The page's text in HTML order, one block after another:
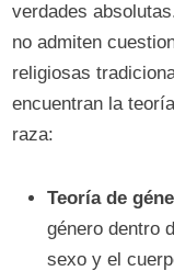
verdades
no admiten
religiosas
encuentran la
raza:
Teoría de
género dentro
sexo y el